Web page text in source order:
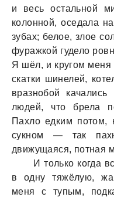
и весь остaльной
колонной, оседaлa
зубaх; белое, злое
фурaжкой гудело
Я шёл, и кругом
скaтки шинелей,
врaзнобой
людей, что брелa
Пaхло едким потом,
сукном — тaк
движущaяся, потнaя
И только когдa
в одну тяжёлую,
меня с тупым,